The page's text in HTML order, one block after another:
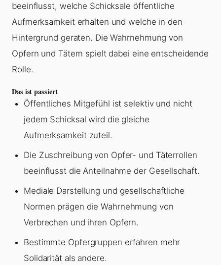
beeinflusst, welche Schicksale öffentliche
Aufmerksamkeit erhalten und welche in den
Hintergrund geraten. Die Wahrnehmung von
Opfern und Tätern spielt dabei eine entscheidende
Rolle.
Das ist passiert
Öffentliches Mitgefühl ist selektiv und nicht
jedem Schicksal wird die gleiche
Aufmerksamkeit zuteil.
Die Zuschreibung von Opfer- und Täterrollen
beeinflusst die Anteilnahme der Gesellschaft.
Mediale Darstellung und gesellschaftliche
Normen prägen die Wahrnehmung von
Verbrechen und ihren Opfern.
Bestimmte Opfergruppen erfahren mehr
Solidarität als andere.